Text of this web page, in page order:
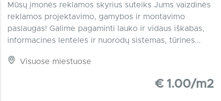
Mūsų įmonės reklamos skyrius suteiks Jums vaizdinės
reklamos projektavimo, gamybos ir montavimo
paslaugas! Galime pagaminti lauko ir vidaus iškabas,
informacines lenteles ir nuorodų sistemas, tūrines...
Visuose miestuose
€ 1.00/m2